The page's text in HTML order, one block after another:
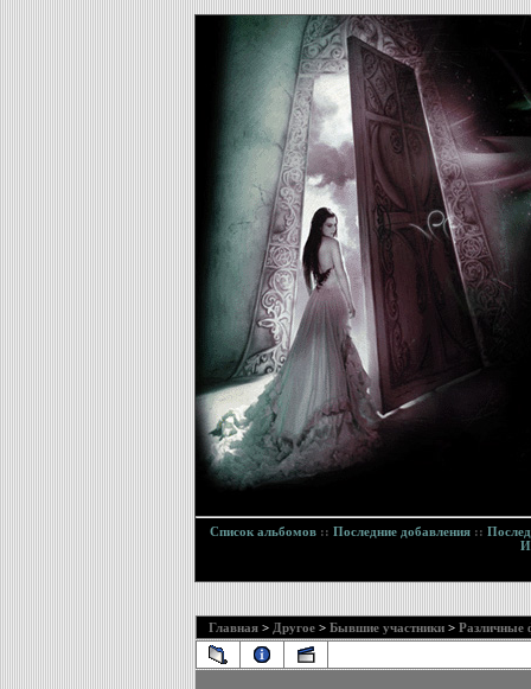
Список альбомов:: Последние добавления::
Главная > Другое > Бывшие участники > Различные